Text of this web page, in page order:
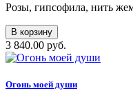
Розы, гипсофила, нить
В корзину
3 840.00 руб.
Огонь моей души